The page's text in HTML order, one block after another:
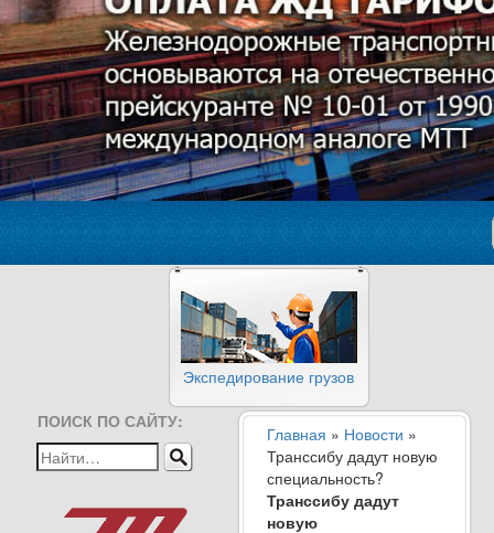
Экспедирование грузов
ПОИСК ПО САЙТУ:
Главная » Новости »
Транссибу дадут новую
специальность?
Транссибу дадут
новую